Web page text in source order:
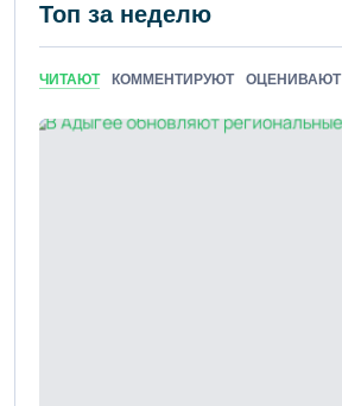
Топ за неделю
ЧИТАЮТ КОММЕНТИРУЮТ ОЦЕНИВАЮТ